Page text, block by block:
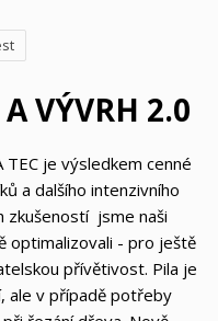
VÝVRH 2.0
je výsledkem cenné
a dalšího intenzivního
zkušeností jsme naši
optimalizovali - pro ještě
přívětivost. Pila je
ale v případě potřeby